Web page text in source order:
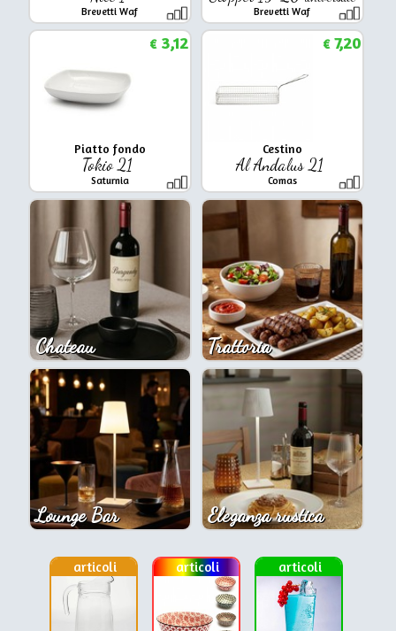
Brevetti Waf Brevetti Waf
Piatto fondo
Tokio 21
Saturnia
€3,12
Cestino
Al Andalus 21
Comas
€7,20
Chateau Trattoria
Lounge Bar Eleganza rustica
articoli articoli articoli